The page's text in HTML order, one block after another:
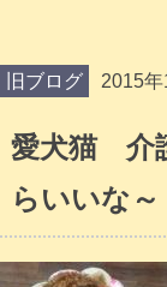
旧ブログ 2015年
愛犬猫 介
らいいな～